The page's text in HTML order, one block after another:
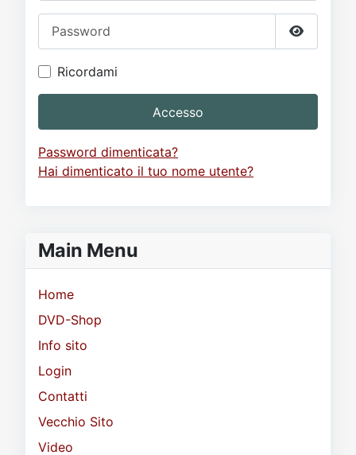
Mostra
Ricordami
Accesso
Password dimenticata?
Hai dimenticato il tuo nome utente?
Main Menu
Home
DVD-Shop
Info sito
Login
Contatti
Vecchio Sito
Video